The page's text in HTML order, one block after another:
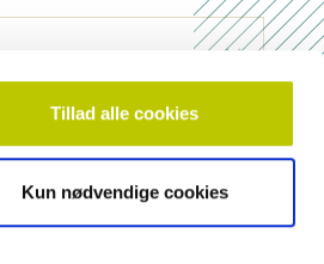
Tillad alle cookies
Kun nødvendige cookies
odontologerne
×